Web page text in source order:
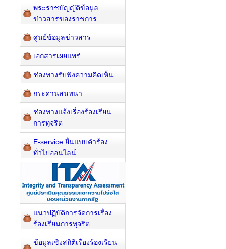
พระราชบัญญัติข้อมูล
ข่าวสารของราชการ
ศูนย์ข้อมูลข่าวสาร
เอกสารเผยแพร่
ช่องทางรับฟังความคิดเห็น
กระดานสนทนา
ช่องทางแจ้งเรื่องร้องเรียน
การทุจริต
E-service ยื่นแบบคำร้อง
ทั่วไปออนไลน์
แนวปฏิบัติการจัดการเรื่อง
ร้องเรียนการทุจริต
ข้อมูลเชิงสถิติเรื่องร้องเรียน